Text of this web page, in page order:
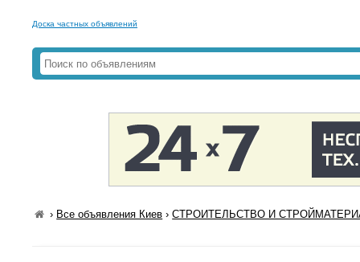
Доска частных объявлений
› Все объявления Киев ›СТРОИТЕЛЬСТВО И